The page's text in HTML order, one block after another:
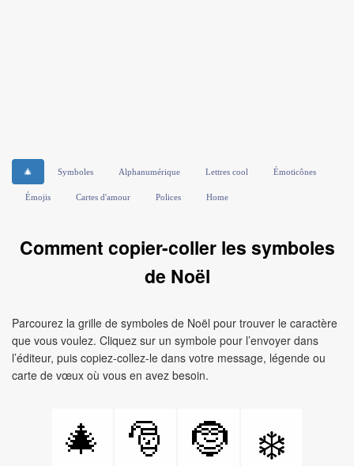
🎄 Symboles Alphanumérique Lettres cool Émoticônes
Émojis Cartes d'amour Polices Home
Comment copier-coller les symboles
de Noël
Parcourez la grille de symboles de Noël pour trouver le caractère
que vous voulez. Cliquez sur un symbole pour l’envoyer dans
l’éditeur, puis copiez-collez-le dans votre message, légende ou
carte de vœux où vous en avez besoin.
🎄 🎅 🤶
❄️